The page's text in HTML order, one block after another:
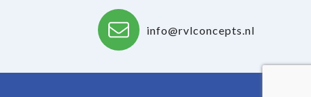
info@rvlconcepts.nl